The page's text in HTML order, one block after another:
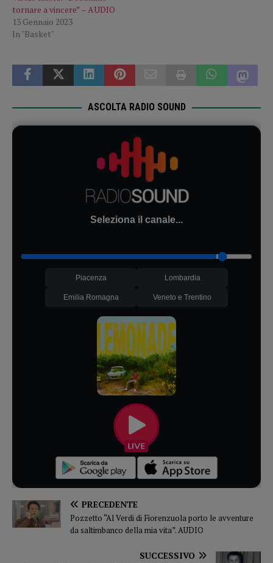
tornare a vincere” – AUDIO
13 Gennaio 2023
In "Basket"
ASCOLTA RADIO SOUND
Seleziona il canale...
Piacenza Lombardia
Emilia Romagna Veneto e Trentino
PRECEDENTE
Pozzetto “Al Verdi di Fiorenzuola porto le avventure
da saltimbanco della mia vita”. AUDIO
SUCCESSIVO